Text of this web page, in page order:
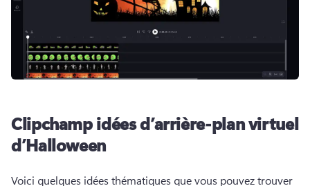
Clipchamp idées d’arrière-plan virtuel
d’Halloween
Voici quelques idées thématiques que vous pouvez trouver